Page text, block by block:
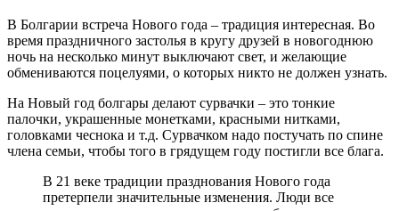
В Болгарии встреча Нового года – традиция интересная. Во
время праздничного застолья в кругу друзей в новогоднюю
ночь на несколько минут выключают свет, и желающие
обмениваются поцелуями, о которых никто не должен узнать.
На Новый год болгары делают сурвачки – это тонкие
палочки, украшенные монетками, красными нитками,
головками чеснока и т.д. Сурвачком надо постучать по спине
члена семьи, чтобы того в грядущем году постигли все блага.
В 21 веке традиции празднования Нового года
претерпели значительные изменения. Люди все